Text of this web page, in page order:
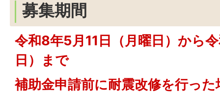
募集期間
令和8年5月11日（月曜日）から
日）まで
補助金申請前に耐震改修を行っ